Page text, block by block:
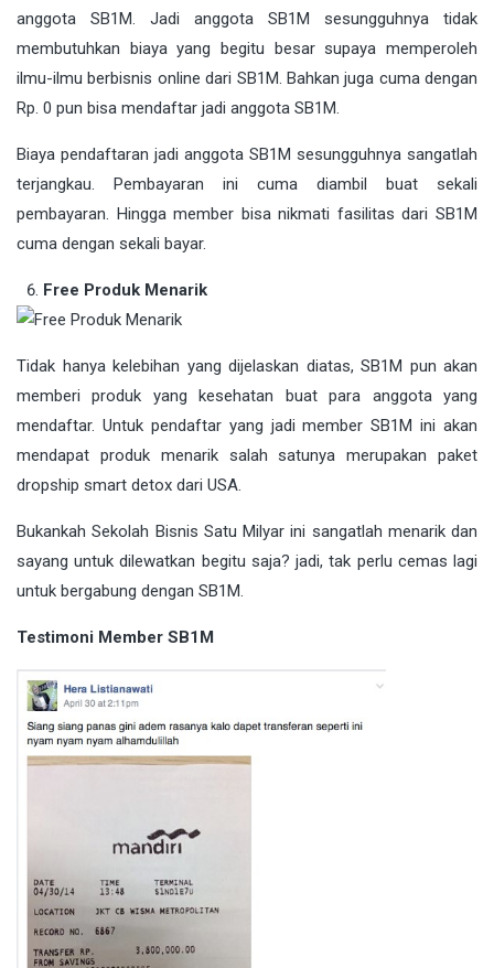
anggota SB1M. Jadi anggota SB1M sesungguhnya tidak
membutuhkan biaya yang begitu besar supaya memperoleh
ilmu-ilmu berbisnis online dari SB1M. Bahkan juga cuma dengan
Rp. 0 pun bisa mendaftar jadi anggota SB1M.
Biaya pendaftaran jadi anggota SB1M sesungguhnya sangatlah
terjangkau. Pembayaran ini cuma diambil buat sekali
pembayaran. Hingga member bisa nikmati fasilitas dari SB1M
cuma dengan sekali bayar.
Free Produk Menarik
Tidak hanya kelebihan yang dijelaskan diatas, SB1M pun akan
memberi produk yang kesehatan buat para anggota yang
mendaftar. Untuk pendaftar yang jadi member SB1M ini akan
mendapat produk menarik salah satunya merupakan paket
dropship smart detox dari USA.
Bukankah Sekolah Bisnis Satu Milyar ini sangatlah menarik dan
sayang untuk dilewatkan begitu saja? jadi, tak perlu cemas lagi
untuk bergabung dengan SB1M.
Testimoni Member SB1M